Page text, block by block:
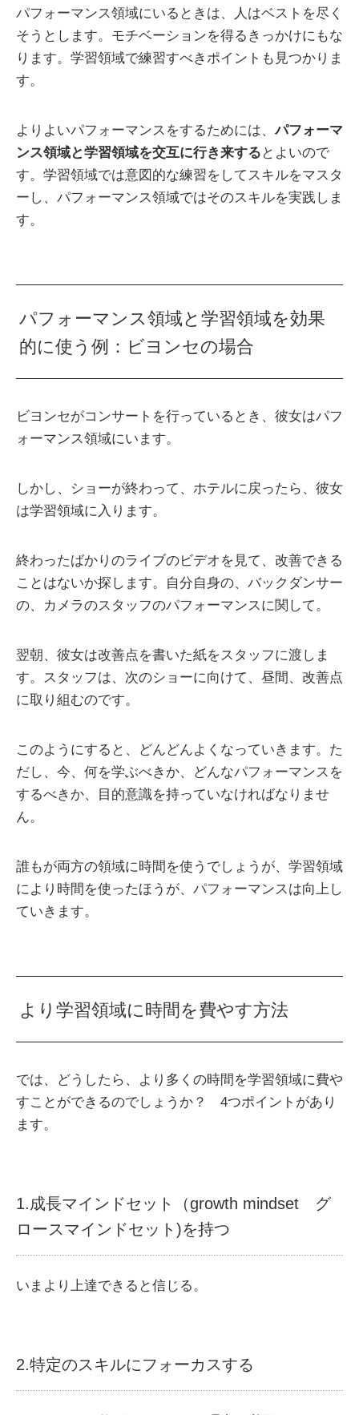
パフォーマンス領域にいるときは、人はベストを尽く
そうとします。モチベーションを得るきっかけにもな
ります。学習領域で練習すべきポイントも見つかりま
す。
よりよいパフォーマンスをするためには、パフォーマ
ンス領域と学習領域を交互に行き来する とよいので
す。学習領域では意図的な練習をしてスキルをマスタ
ーし、パフォーマンス領域ではそのスキルを実践しま
す。
パフォーマンス領域と学習領域を効果
的に使う例：ビヨンセの場合
ビヨンセがコンサートを行っているとき、彼女はパフ
ォーマンス領域にいます。
しかし、ショーが終わって、ホテルに戻ったら、彼女
は学習領域に入ります。
終わったばかりのライブのビデオを見て、改善できる
ことはないか探します。自分自身の、バックダンサー
の、カメラのスタッフのパフォーマンスに関して。
翌朝、彼女は改善点を書いた紙をスタッフに渡しま
す。スタッフは、次のショーに向けて、昼間、改善点
に取り組むのです。
このようにすると、どんどんよくなっていきます。た
だし、今、何を学ぶべきか、どんなパフォーマンスを
するべきか、目的意識を持っていなければなりませ
ん。
誰もが両方の領域に時間を使うでしょうが、学習領域
により時間を使ったほうが、パフォーマンスは向上し
ていきます。
より学習領域に時間を費やす方法
では、どうしたら、より多くの時間を学習領域に費や
すことができるのでしょうか？ 4つポイントがあり
ます。
1.成長マインドセット（growth mindset グ
ロースマインドセット)を持つ
いまより上達できると信じる。
2.特定のスキルにフォーカスする